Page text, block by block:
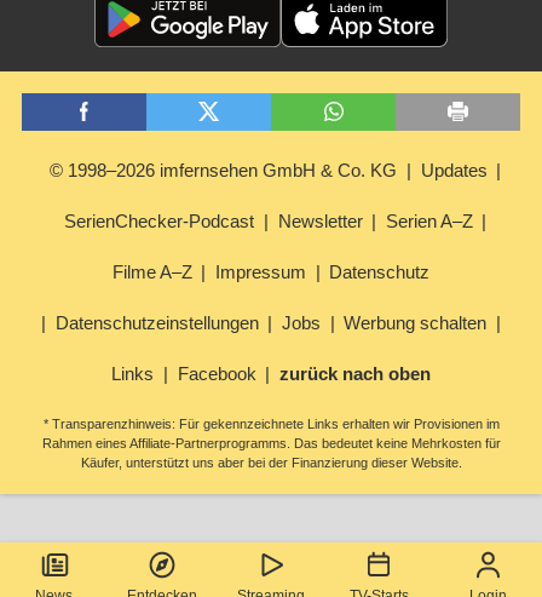
© 1998–2026 imfernsehen GmbH & Co. KG Updates
SerienChecker-Podcast Newsletter Serien A–Z
Filme A–Z Impressum Datenschutz
Datenschutzeinstellungen Jobs Werbung schalten
Links Facebook zurück nach oben
* Transparenzhinweis: Für gekennzeichnete Links erhalten wir Provisionen im
Rahmen eines Affiliate-Partnerprogramms. Das bedeutet keine Mehrkosten für
Käufer, unterstützt uns aber bei der Finanzierung dieser Website.